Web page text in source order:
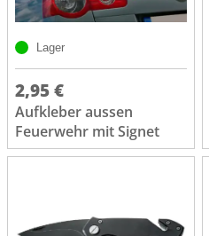
Lager
2,95 €
Aufkleber aussen
Feuerwehr mit Signet